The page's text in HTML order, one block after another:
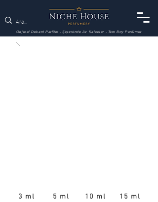
Orijinal Dekant Parfüm - Şişesinde Az Kalanlar - Tam Boy Parfümer
3 ml
5 ml
10 ml
15 ml